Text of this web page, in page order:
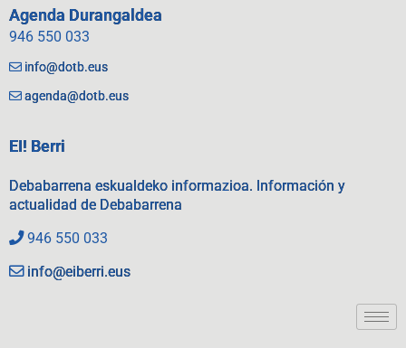
Agenda Durangaldea
946 550 033
info@dotb.eus
agenda@dotb.eus
EI! Berri
Debabarrena eskualdeko informazioa. Información y
actualidad de Debabarrena
946 550 033
info@eiberri.eus